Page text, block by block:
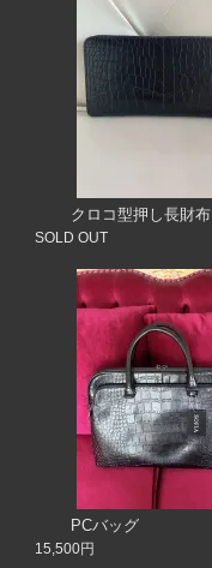
クロコ型押し長財布
SOLD OUT
PCバッグ
15,500円